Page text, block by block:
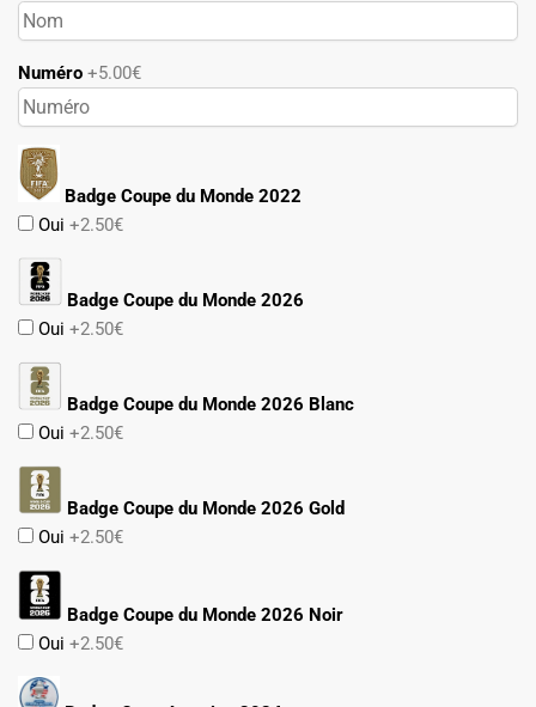
Numéro +5.00€
Badge Coupe du Monde 2022
Oui +2.50€
Badge Coupe du Monde 2026
Oui +2.50€
Badge Coupe du Monde 2026 Blanc
Oui +2.50€
Badge Coupe du Monde 2026 Gold
Oui +2.50€
Badge Coupe du Monde 2026 Noir
Oui +2.50€